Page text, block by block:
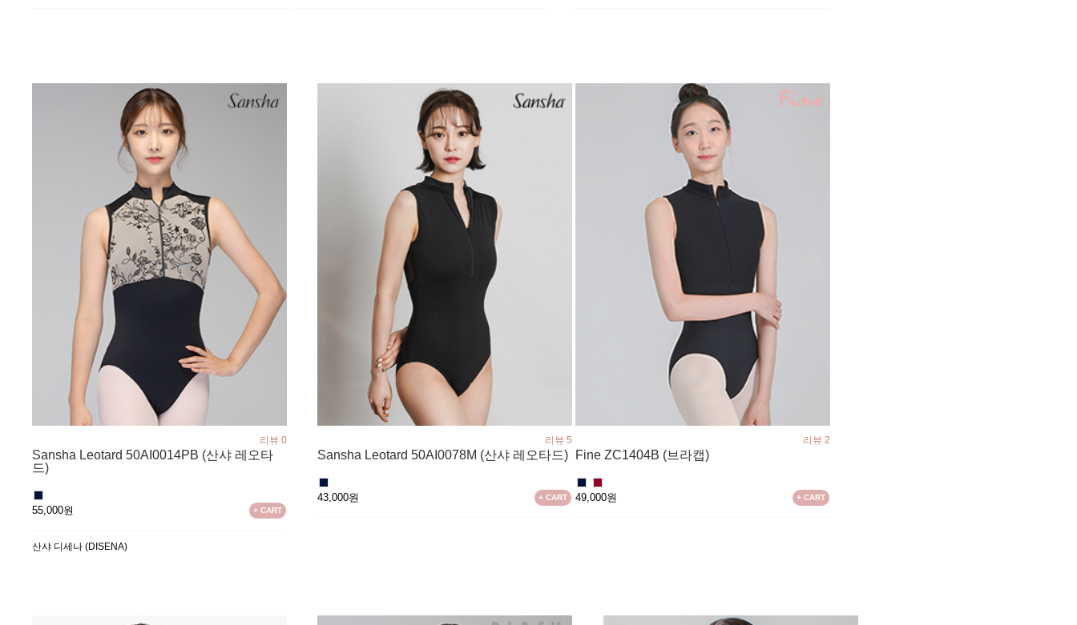
리뷰 0
Sansha Leotard 50AI0014PB (산샤 레오타
드)
55,000원 + CART
산샤 디세나 (DISENA)
리뷰 5
Sansha Leotard 50AI0078M (산샤 레오타드)
43,000원 + CART
리뷰 2
Fine ZC1404B (브라캡)
49,000원 + CART